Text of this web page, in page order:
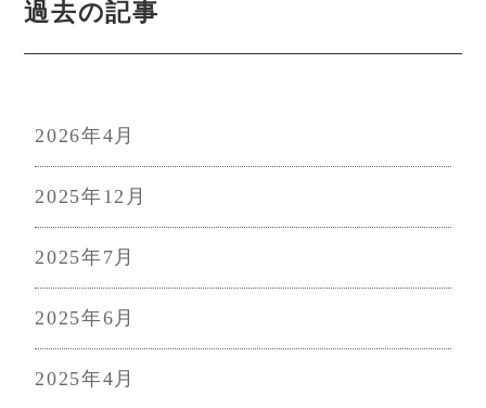
過去の記事
2026年4月
2025年12月
2025年7月
2025年6月
2025年4月